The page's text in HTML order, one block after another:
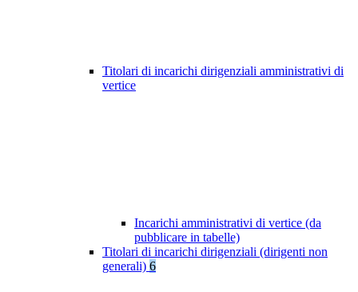
Titolari di incarichi dirigenziali amministrativi di
vertice
Incarichi amministrativi di vertice (da
pubblicare in tabelle)
Titolari di incarichi dirigenziali (dirigenti non
generali) 6